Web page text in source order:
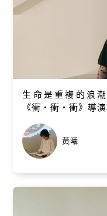
生命是重複的浪
《衝・衝・衝》導
黃曦